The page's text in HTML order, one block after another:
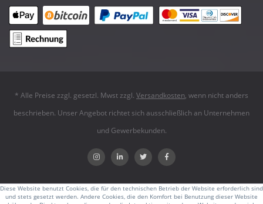
* Alle Preise zzgl. gesetzl. Mwst zzgl. Versandkosten, wenn nicht anders
beschrieben. Unser Angebot richtet sich ausschließlich an Unternehmen
und Gewerbekunden.
Diese Website benutzt Cookies, die für den technischen Betrieb der Website erforderlich sind
und stets gesetzt werden. Andere Cookies, die den Komfort bei Benutzung dieser Website